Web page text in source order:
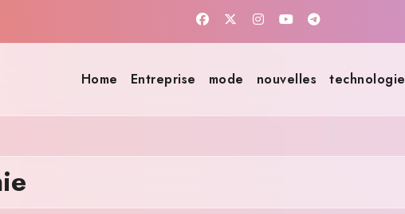
Home Entreprise mode nouvelles technologie